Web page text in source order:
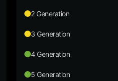
2 Generation
3 Generation
4 Generation
5 Generation